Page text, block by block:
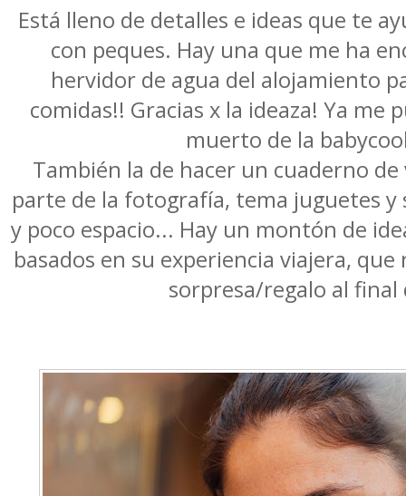
Está lleno de detalles e ideas que te
con peques. Hay una que me ha
hervidor de agua del alojamiento
comidas!! Gracias x la ideaza! Ya me
muerto de la
También la de hacer un cuaderno de
parte de la fotografía, tema juguetes
y poco espacio... Hay un montón de
basados en su experiencia viajera, que
sorpresa/regalo al